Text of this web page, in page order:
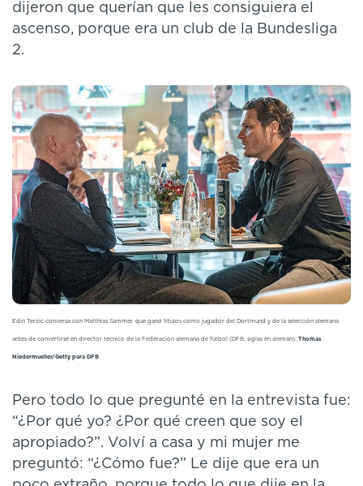
dijeron que querían que les consiguiera el
ascenso, porque era un club de la Bundesliga
2.
Edin Terzic conversa con Matthias Sammer, que ganó títulos como jugador del Dortmund y de la selección alemana
antes de convertirse en director técnico de la Federación alemana de fútbol (DFB, siglas en alemán). Thomas
Niedermueller/Getty para DFB
Pero todo lo que pregunté en la entrevista fue:
“¿Por qué yo? ¿Por qué creen que soy el
apropiado?”. Volví a casa y mi mujer me
preguntó: “¿Cómo fue?” Le dije que era un